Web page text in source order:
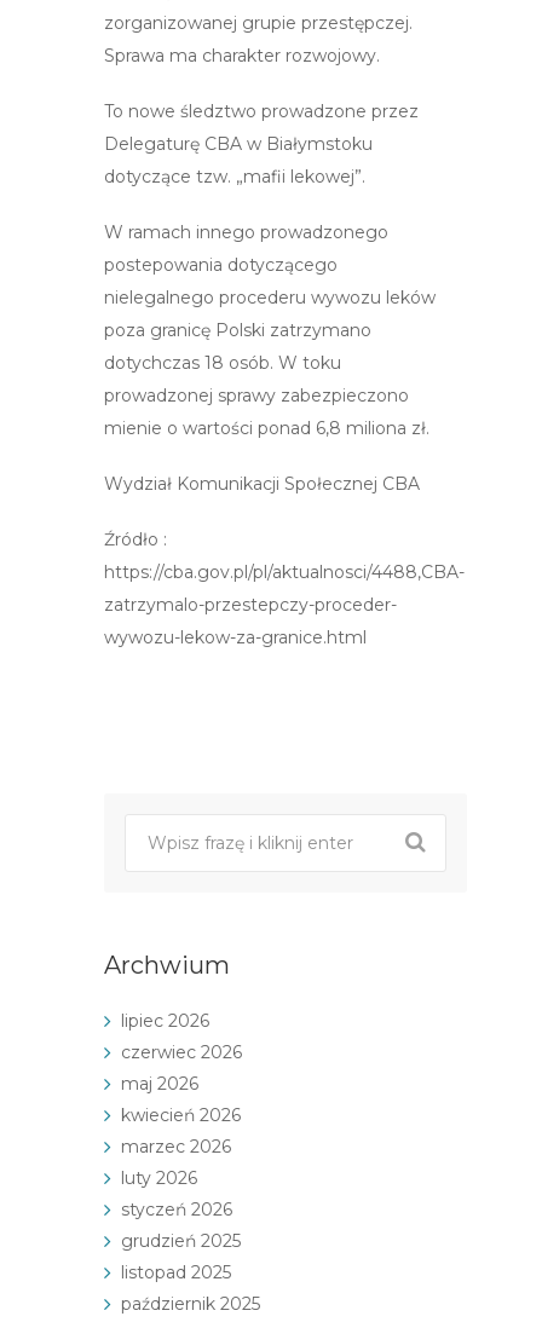
zorganizowanej grupie przestępczej.
Sprawa ma charakter rozwojowy.
To nowe śledztwo prowadzone przez
Delegaturę CBA w Białymstoku
dotyczące tzw. „mafii lekowej”.
W ramach innego prowadzonego
postepowania dotyczącego
nielegalnego procederu wywozu leków
poza granicę Polski zatrzymano
dotychczas 18 osób. W toku
prowadzonej sprawy zabezpieczono
mienie o wartości ponad 6,8 miliona zł.
Wydział Komunikacji Społecznej CBA
Źródło :
https://cba.gov.pl/pl/aktualnosci/4488,CBA-
zatrzymalo-przestepczy-proceder-
wywozu-lekow-za-granice.html
Archwium
lipiec 2026
czerwiec 2026
maj 2026
kwiecień 2026
marzec 2026
luty 2026
styczeń 2026
grudzień 2025
listopad 2025
październik 2025